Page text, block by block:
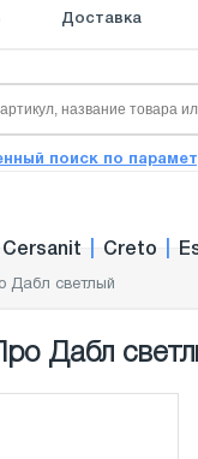
Доставка
поиск по
Cersanit Creto
Дабл светлый
Дабл